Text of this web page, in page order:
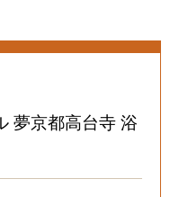
夢京都高台寺 浴